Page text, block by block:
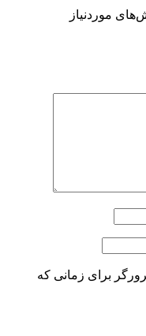
موردنیاز
برای زمانی که